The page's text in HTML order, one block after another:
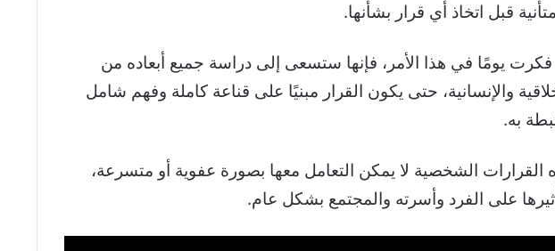
قبل اتخاذ أي قرار بشأنها.
يومًا في هذا الأمر، فإنها ستسعى إلى دراسة جميع أبعاده من
والإنسانية، حتى يكون القرار مبنيًا على قناعة كاملة وفهم شامل
به.
الشخصية لا يمكن التعامل معها بصورة عفوية أو متسرعة،
على الفرد وأسرته والمجتمع بشكل عام.